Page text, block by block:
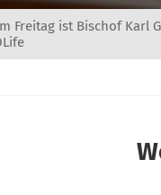
Freitag ist Bischof